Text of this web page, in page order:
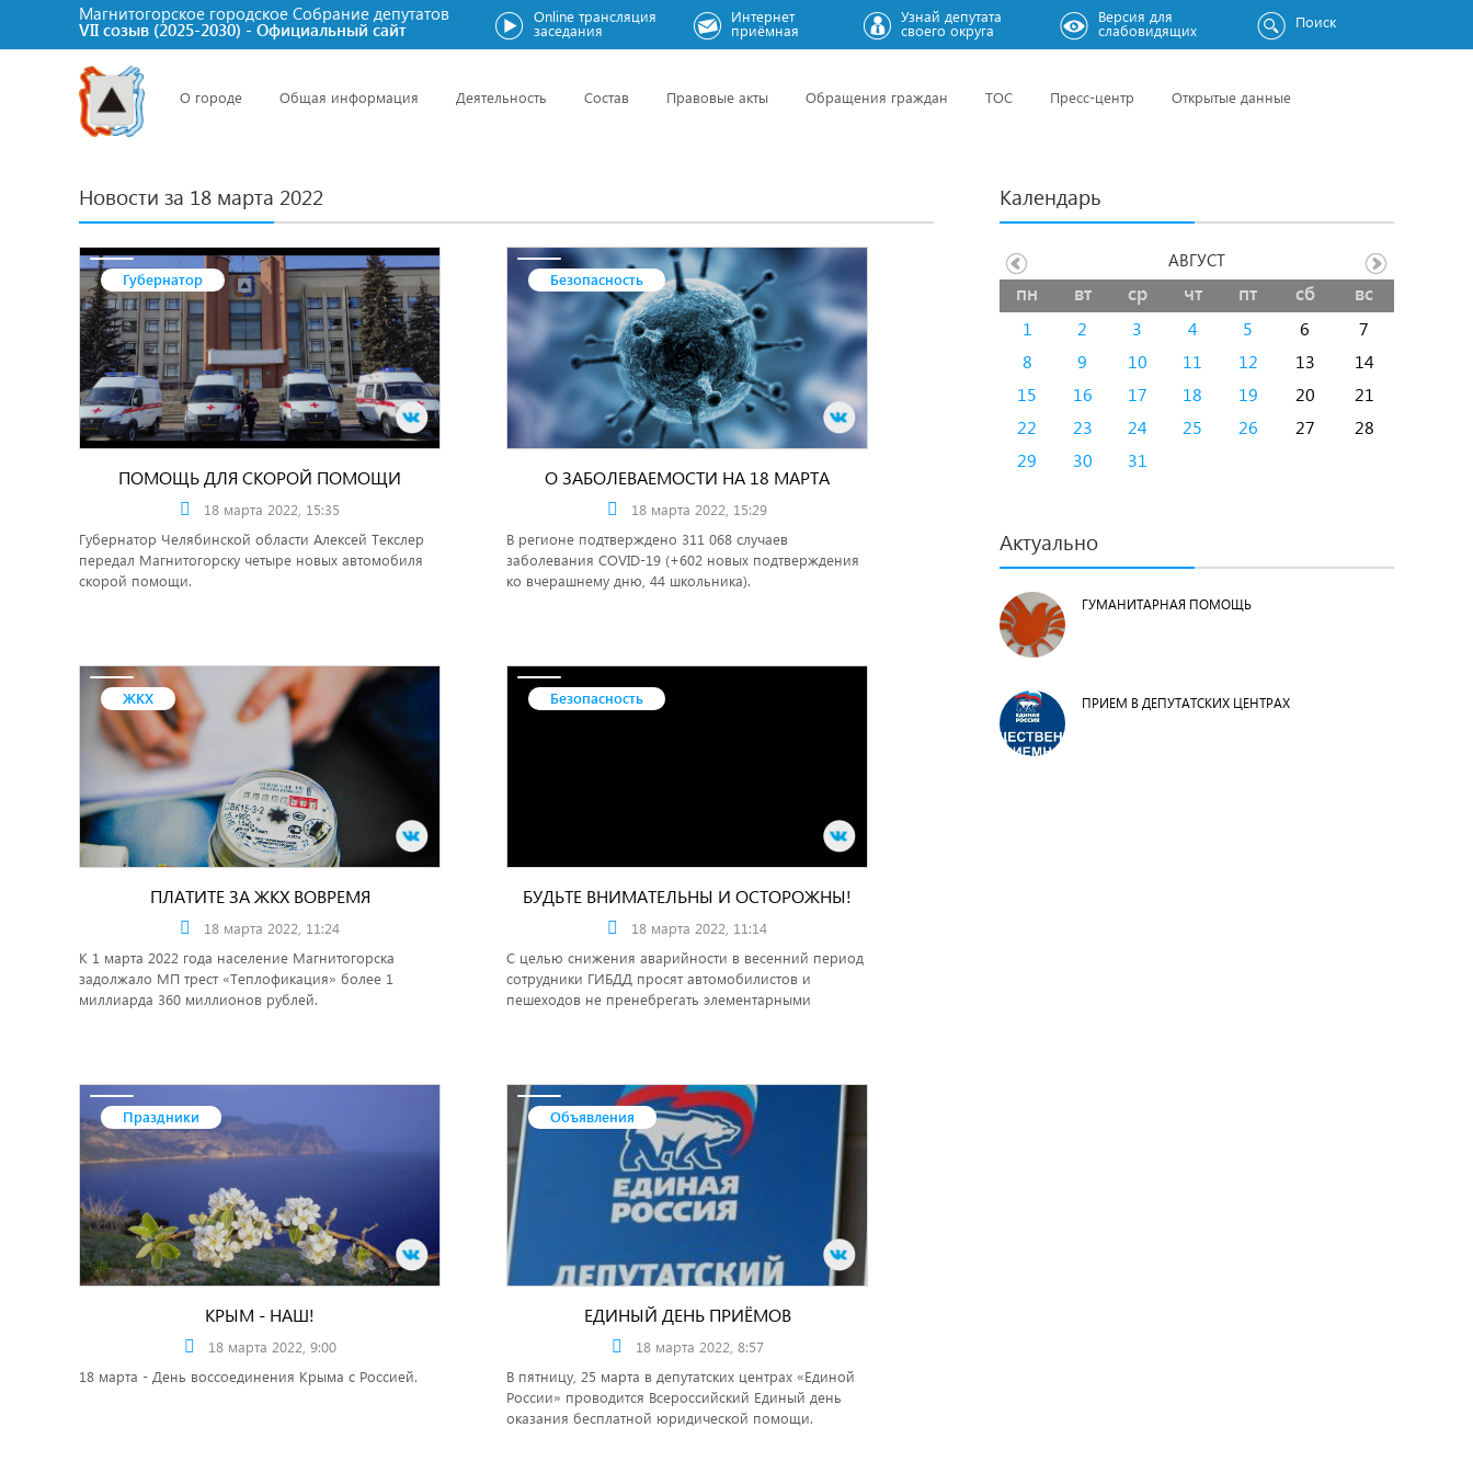
Магнитогорское городское Cобрание депутатов
VII созыв (2025-2030) - Официальный сайт
Online трансляция
заседания
Интернет
приёмная
Узнай депутата
своего округа
Версия для
слабовидящих Поиск
О городе Общая информация Деятельность Состав Правовые акты Обращения граждан ТОС Пресс-центр Открытые данные
Новости за 18 марта 2022
Губернатор
ПОМОЩЬ ДЛЯ СКОРОЙ ПОМОЩИ
18 марта 2022, 15:35
Губернатор Челябинской области Алексей Текслер
передал Магнитогорску четыре новых автомобиля
скорой помощи.
Безопасность
О ЗАБОЛЕВАЕМОСТИ НА 18 МАРТА
18 марта 2022, 15:29
В регионе подтверждено 311 068 случаев
заболевания COVID-19 (+602 новых подтверждения
ко вчерашнему дню, 44 школьника).
ЖКХ
ПЛАТИТЕ ЗА ЖКХ ВОВРЕМЯ
18 марта 2022, 11:24
К 1 марта 2022 года население Магнитогорска
задолжало МП трест «Теплофикация» более 1
миллиарда 360 миллионов рублей.
Безопасность
БУДЬТЕ ВНИМАТЕЛЬНЫ И ОСТОРОЖНЫ!
18 марта 2022, 11:14
С целью снижения аварийности в весенний период
сотрудники ГИБДД просят автомобилистов и
пешеходов не пренебрегать элементарными
Праздники
КРЫМ - НАШ!
18 марта 2022, 9:00
18 марта - День воссоединения Крыма с Россией.
Объявления
ЕДИНЫЙ ДЕНЬ ПРИЁМОВ
18 марта 2022, 8:57
В пятницу, 25 марта в депутатских центрах «Единой
России» проводится Всероссийский Единый день
оказания бесплатной юридической помощи.
Календарь
пн вт ср чт пт сб вс
1 2 3 4 5 6
7
8
9 10 11 12 13
14
15
16 17 18 19 20
21
22
23 24 25 26 27
28
29
30 31
АВГУСТ
Актуально
ГУМАНИТАРНАЯ ПОМОЩЬ
ПРИЕМ В ДЕПУТАТСКИХ ЦЕНТРАХ